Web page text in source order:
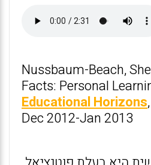
p
o
k
Nussbaum-Beach,
Facts: Personal
Educational Horizons
Dec 2012-Jan 2013